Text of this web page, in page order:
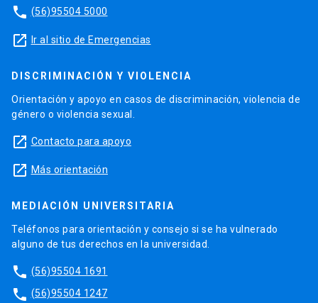
phone (56)95504 5000
launch Ir al sitio de Emergencias
DISCRIMINACIÓN Y VIOLENCIA
Orientación y apoyo en casos de discriminación, violencia de
género o violencia sexual.
launch Contacto para apoyo
launch Más orientación
MEDIACIÓN UNIVERSITARIA
Teléfonos para orientación y consejo si se ha vulnerado
alguno de tus derechos en la universidad.
phone (56)95504 1691
phone (56)95504 1247